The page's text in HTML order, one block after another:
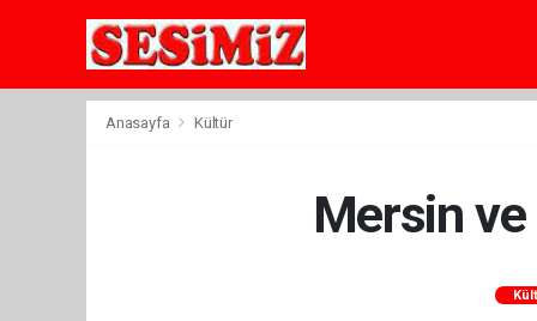
Anasayfa Kültür
Mersin